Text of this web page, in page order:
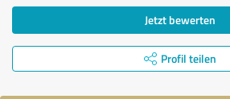
Jetzt bewerten
Profil teilen